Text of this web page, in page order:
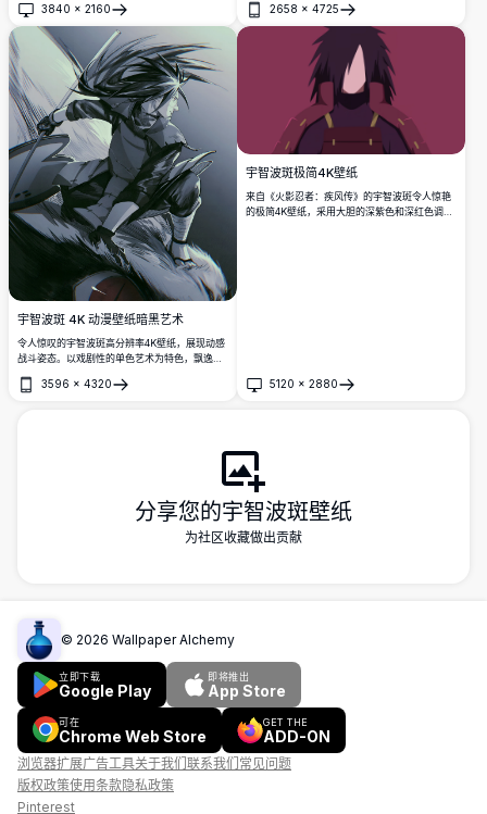
3840 × 2160
打开
无与伦比的统治力与力量。
2658 × 4725
打开
宇智波斑 4K 动漫壁纸暗黑艺术
令人惊叹的宇智波斑高分辨率4K壁纸，展现动感
战斗姿态。以戏剧性的单色艺术为特色，飘逸的
捉他传奇般的力量。
3596 × 4320
打开
宇智波斑极简4K壁纸
来自《火影忍者：疾风传》的宇智波斑令人惊艳
的极简4K壁纸，采用大胆的深紫色和深红色调色
5120 × 2880
打开
分享您的宇智波斑壁纸
为社区收藏做出贡献
© 2026 Wallpaper Alchemy
立即下载
Google Play
即将推出
App Store
可在
Chrome Web Store
GET THE
ADD-ON
浏览器扩展广告工具关于我们联系我们 常见问题
版权政策使用条款隐私政策
Pinterest